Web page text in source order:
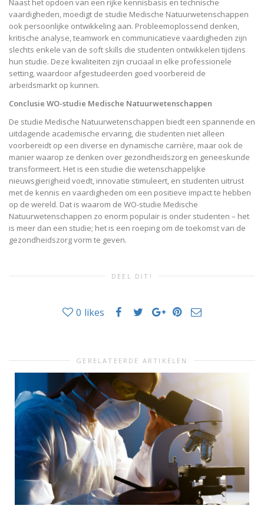
Naast het opdoen van een rijke kennisbasis en technische
vaardigheden, moedigt de studie Medische Natuurwetenschappen
ook persoonlijke ontwikkeling aan. Probleemoplossend denken,
kritische analyse, teamwork en communicatieve vaardigheden zijn
slechts enkele van de soft skills die studenten ontwikkelen tijdens
hun studie. Deze kwaliteiten zijn cruciaal in elke professionele
setting, waardoor afgestudeerden goed voorbereid de
arbeidsmarkt op kunnen.
Conclusie WO-studie Medische Natuurwetenschappen
De studie Medische Natuurwetenschappen biedt een spannende en
uitdagende academische ervaring, die studenten niet alleen
voorbereidt op een diverse en dynamische carrière, maar ook de
manier waarop ze denken over gezondheidszorg en geneeskunde
transformeert. Het is een studie die wetenschappelijke
nieuwsgierigheid voedt, innovatie stimuleert, en studenten uitrust
met de kennis en vaardigheden om een positieve impact te hebben
op de wereld. Dat is waarom de WO-studie Medische
Natuurwetenschappen zo enorm populair is onder studenten – het
is meer dan een studie; het is een roeping om de toekomst van de
gezondheidszorg vorm te geven.
DEEL DIT!
0 likes
GERELATEERDE ARTIKELEN